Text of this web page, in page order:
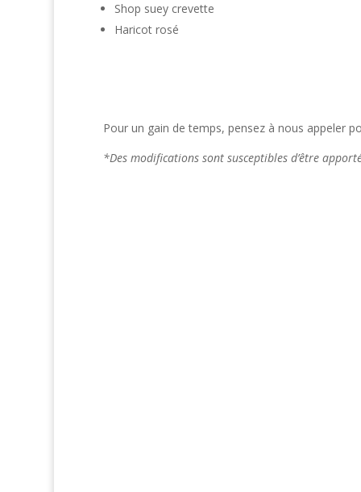
Shop suey crevette
Haricot rosé
Pour un gain de temps, pensez à nous appeler
*Des modifications sont susceptibles d’être